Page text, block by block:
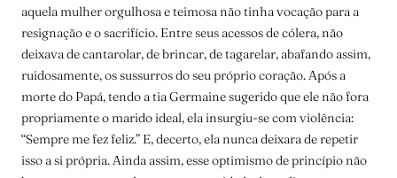
aquela mulher orgulhosa e teimosa não tinha vocação para a
resignação e o sacrifício. Entre seus acessos de cólera, não
deixava de cantarolar, de brincar, de tagarelar, abafando assim,
ruidosamente, os sussurros do seu próprio coração. Após a
morte do Papá, tendo a tia Germaine sugerido que ele não fora
propriamente o marido ideal, ela insurgiu-se com violência:
“Sempre me fez feliz.” E, decerto, ela nunca deixara de repetir
isso a si própria. Ainda assim, esse optimismo de princípio não